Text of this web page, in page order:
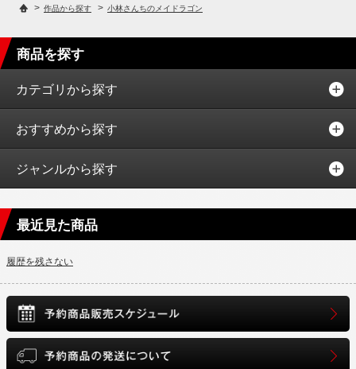
> 作品から探す > 小林さんちのメイドラゴン
商品を探す
カテゴリから探す
おすすめから探す
ジャンルから探す
最近見た商品
履歴を残さない